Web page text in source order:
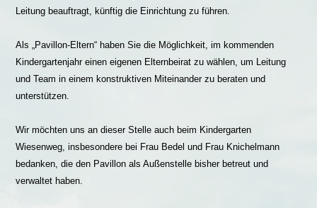
Leitung beauftragt, künftig die Einrichtung zu führen.
Als „Pavillon-Eltern“ haben Sie die Möglichkeit, im kommenden
Kindergartenjahr einen eigenen Elternbeirat zu wählen, um Leitung
und Team in einem konstruktiven Miteinander zu beraten und
unterstützen.
Wir möchten uns an dieser Stelle auch beim Kindergarten
Wiesenweg, insbesondere bei Frau Bedel und Frau Knichelmann
bedanken, die den Pavillon als Außenstelle bisher betreut und
verwaltet haben.